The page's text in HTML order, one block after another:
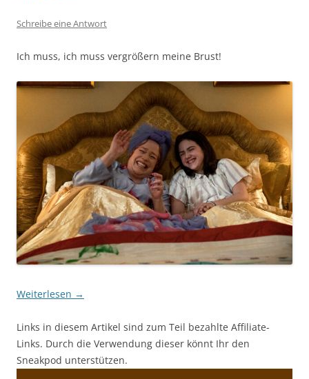
Schreibe eine Antwort
Ich muss, ich muss vergrößern meine Brust!
Weiterlesen →
Links in diesem Artikel sind zum Teil bezahlte Affiliate-
Links. Durch die Verwendung dieser könnt Ihr den
Sneakpod unterstützen.